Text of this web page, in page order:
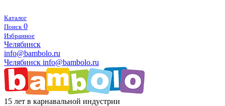
Каталог
Поиск 0
Избранное
Челябинск
info@bambolo.ru
Челябинск info@bambolo.ru
15 лет в карнавальной индустрии